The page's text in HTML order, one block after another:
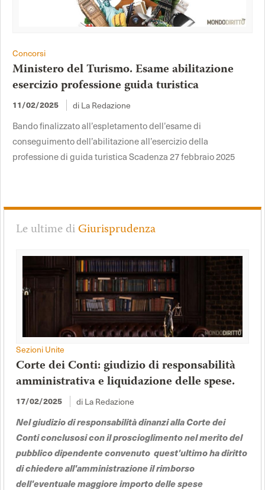
Concorsi
Ministero del Turismo. Esame abilitazione
esercizio professione guida turistica
11/02/2025 di La Redazione
Bando finalizzato all’espletamento dell’esame di
conseguimento dell’abilitazione all’esercizio della
professione di guida turistica Scadenza 27 febbraio 2025
Le ultime diGiurisprudenza
Sezioni Unite
Corte dei Conti: giudizio di responsabilità
amministrativa e liquidazione delle spese.
17/02/2025
di La Redazione
Nel giudizio di responsabilità dinanzi alla Corte dei
Conti conclusosi con il proscioglimento nel merito del
pubblico dipendente convenuto quest'ultimo ha diritto
di chiedere all'amministrazione il rimborso
dell'eventuale maggiore importo delle spese